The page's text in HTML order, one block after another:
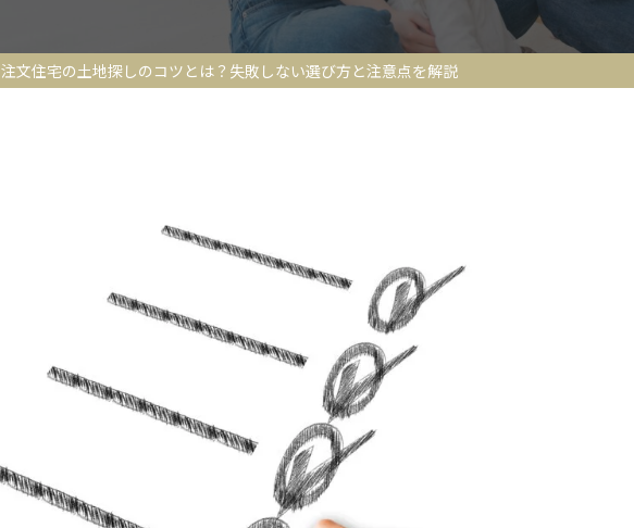
注文住宅の土地探しのコツとは？失敗しない選び方と注意点を解説